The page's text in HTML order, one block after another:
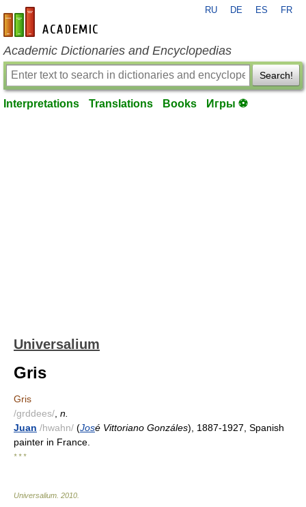
en-academic.com
RU DE ES FR
Academic Dictionaries and Encyclopedias
Search!
Interpretations Translations Books Игры ⚽
Universalium
Gris
Gris
/grddees/ n.
Juan /hwahn/ (José Vittoriano Gonzáles), 1887-1927, Spanish
painter in France.
* * *
Universalium 2010